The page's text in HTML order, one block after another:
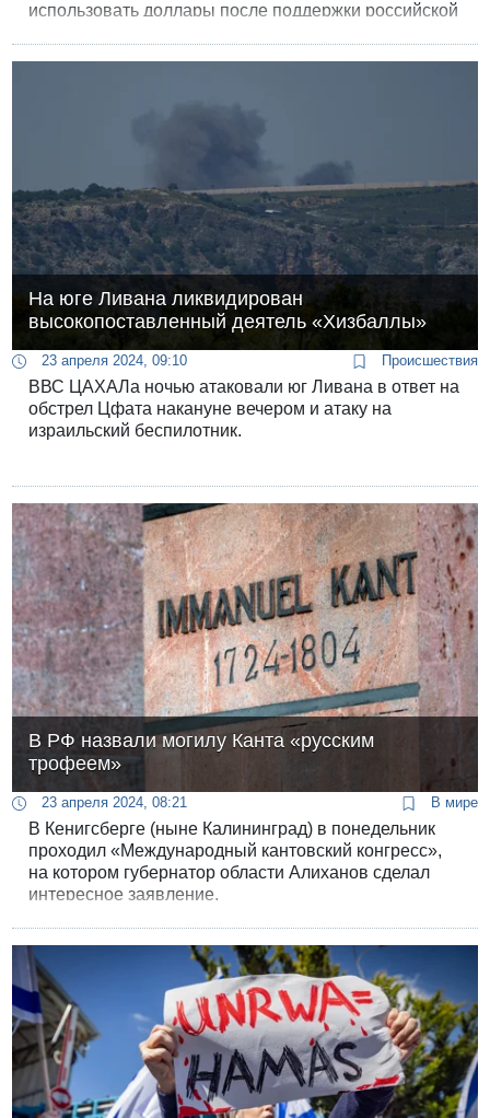
использовать доллары после поддержки российской
На юге Ливана ликвидирован
высокопоставленный деятель «Хизбаллы»
23 апреля 2024, 09:10 Происшествия
ВВС ЦАХАЛа ночью атаковали юг Ливана в ответ на
обстрел Цфата накануне вечером и атаку на
израильский беспилотник.
В РФ назвали могилу Канта «русским
трофеем»
23 апреля 2024, 08:21 В мире
В Кенигсберге (ныне Калининград) в понедельник
проходил «Международный кантовский конгресс»,
на котором губернатор области Алиханов сделал
интересное заявление.